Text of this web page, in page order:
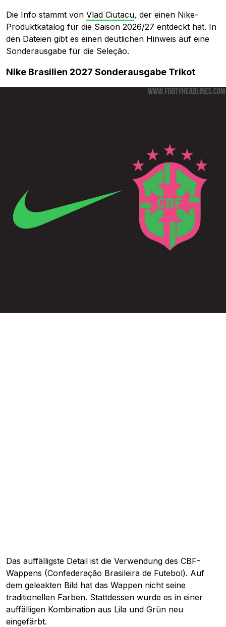
Die Info stammt von Vlad Ciutacu, der einen Nike-
Produktkatalog für die Saison 2026/27 entdeckt hat. In
den Dateien gibt es einen deutlichen Hinweis auf eine
Sonderausgabe für die Seleção.
Nike Brasilien 2027 Sonderausgabe Trikot
Das auffälligste Detail ist die Verwendung des CBF-
Wappens (Confederação Brasileira de Futebol). Auf
dem geleakten Bild hat das Wappen nicht seine
traditionellen Farben. Stattdessen wurde es in einer
auffälligen Kombination aus Lila und Grün neu
eingefärbt.